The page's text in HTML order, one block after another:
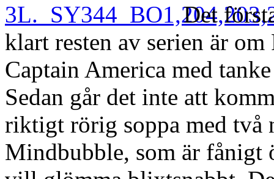
Det
klart resten av serien är
Captain America med
Sedan går det inte att
riktigt rörig soppa med två
Mindbubble, som är fånigt